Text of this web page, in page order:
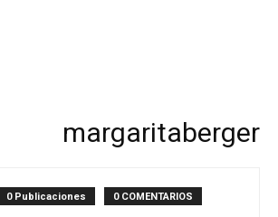
margaritaberger
0 Publicaciones 0 COMENTARIOS